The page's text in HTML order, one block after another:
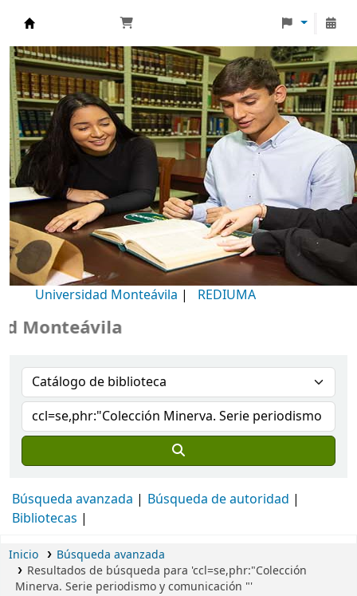
Biblioteca Universidad Monteávila
Universidad Monteávila | REDIUMA
Búsqueda avanzada
Búsqueda de autoridad
Bibliotecas
Inicio
Búsqueda avanzada
Resultados de búsqueda para 'ccl=se,phr:"Colección
Minerva. Serie periodismo y comunicación "'